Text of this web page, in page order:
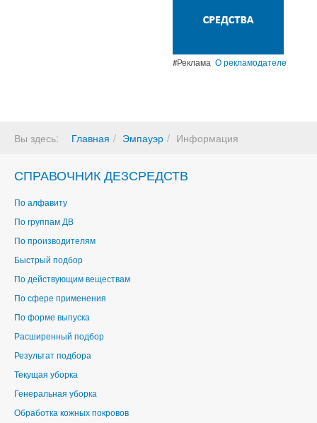
#Реклама О рекламодателе
Вы здесь: Главная Эмпауэр Информация
СПРАВОЧНИК ДЕЗСРЕДСТВ
По алфавиту
По группам ДВ
По производителям
Быстрый подбор
По действующим веществам
По сфере применения
По форме выпуска
Расширенный подбор
Результат подбора
Текущая уборка
Генеральная уборка
Обработка кожных покровов